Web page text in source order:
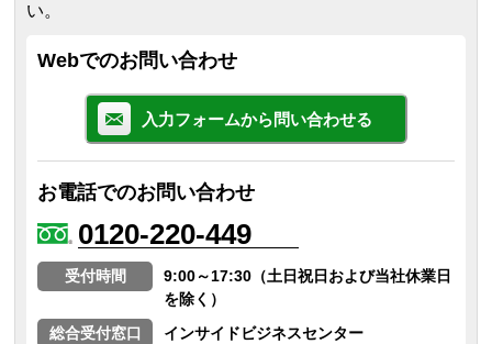
い。
Webでのお問い合わせ
入力フォームから問い合わせる
お電話でのお問い合わせ
0120-220-449
受付時間
9:00～17:30（土日祝日および当社休業日
を除く）
総合受付窓口
インサイドビジネスセンター